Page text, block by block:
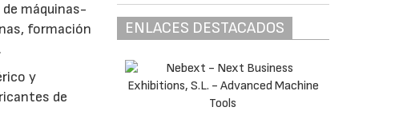
máquinas-
formación
y
de
ENLACES DESTACADOS